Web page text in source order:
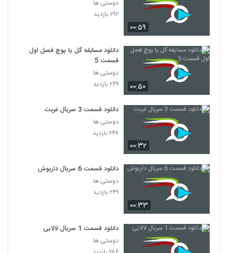
۰۰:۵۹
دوستی ها
۲۹۲ بازدید
۰۰:۵۰
دانلود مسابقه گل یا پوچ فصل اول
قسمت 5
دوستی ها
۲۴۹ بازدید
۰۰:۳۲
دانلود قسمت 3 سریال غربت
دوستی ها
۲۴۸ بازدید
۰۰:۳۳
دانلود قسمت 6 سریال داریوش
دوستی ها
۲۴۹ بازدید
دانلود قسمت 1 سریال لالایی
دوستی ها